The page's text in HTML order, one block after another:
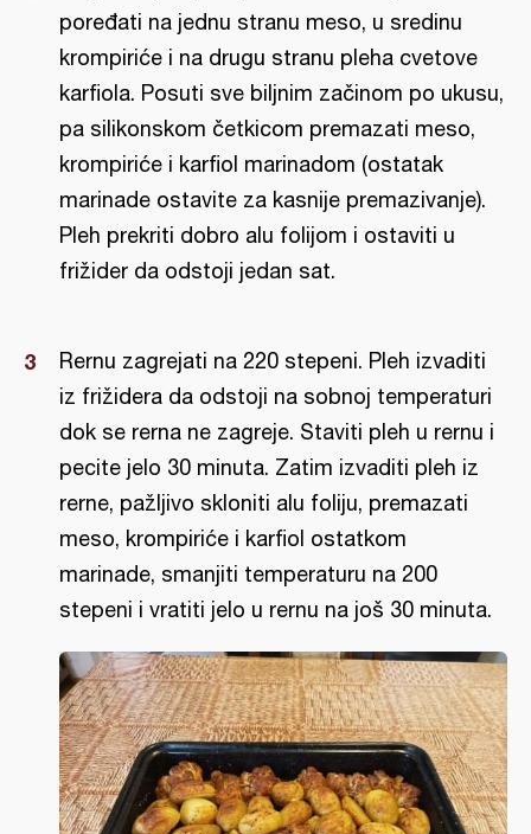
poređati na jednu stranu meso, u sredinu
krompiriće i na drugu stranu pleha cvetove
karfiola. Posuti sve biljnim začinom po ukusu,
pa silikonskom četkicom premazati meso,
krompiriće i karfiol marinadom (ostatak
marinade ostavite za kasnije premazivanje).
Pleh prekriti dobro alu folijom i ostaviti u
frižider da odstoji jedan sat.
Rernu zagrejati na 220 stepeni. Pleh izvaditi
iz frižidera da odstoji na sobnoj temperaturi
dok se rerna ne zagreje. Staviti pleh u rernu i
pecite jelo 30 minuta. Zatim izvaditi pleh iz
rerne, pažljivo skloniti alu foliju, premazati
meso, krompiriće i karfiol ostatkom
marinade, smanjiti temperaturu na 200
stepeni i vratiti jelo u rernu na još 30 minuta.